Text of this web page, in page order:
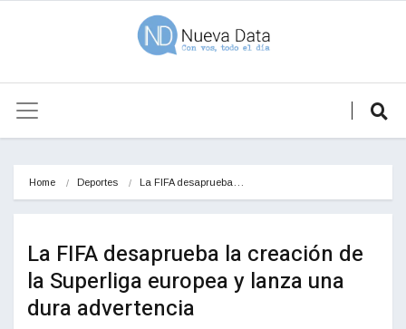
Home Deportes La FIFA desaprueba…
La FIFA desaprueba la creación de
la Superliga europea y lanza una
dura advertencia